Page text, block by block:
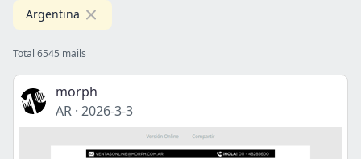
Argentina
Total 6545 mails
morph
AR · 2026-3-3